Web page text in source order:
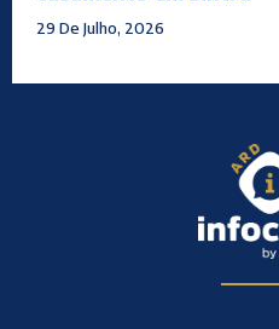
29 De Julho, 2026